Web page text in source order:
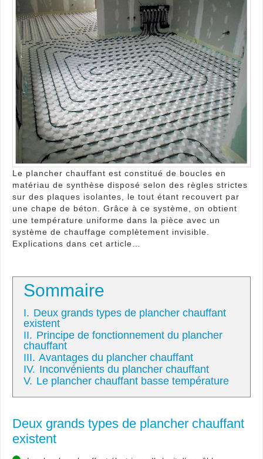
Le plancher chauffant est constitué de boucles en
matériau de synthèse disposé selon des règles strictes
sur des plaques isolantes, le tout étant recouvert par
une chape de béton. Grâce à ce système, on obtient
une température uniforme dans la pièce avec un
système de chauffage complètement invisible.
Explications dans cet article…
Sommaire
I. Deux grands types de plancher chauffant
existent
II. Principe de fonctionnement du plancher
chauffant
III. Avantages du plancher chauffant
IV. Inconvénients du plancher chauffant
V. Le plancher chauffant basse température
Deux grands types de plancher chauffant
existent